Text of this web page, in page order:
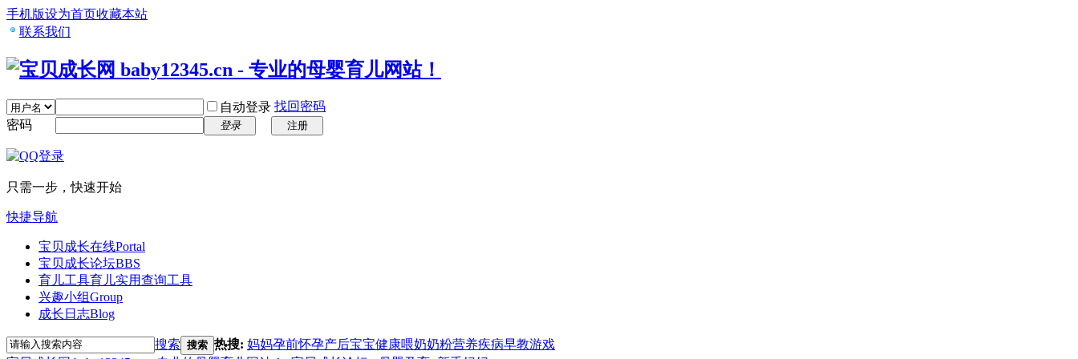
手机版设为首页收藏本站
联系我们
自动登录 找回密码
密码
登录 注册
只需一步，快速开始
快捷导航
宝贝成长在线Portal
宝贝成长论坛BBS
育儿工具育儿实用查询工具
兴趣小组Group
成长日志Blog
搜索 搜索 热搜: 妈妈孕前怀孕产后宝宝健康喂奶奶粉营养疾病早教游戏